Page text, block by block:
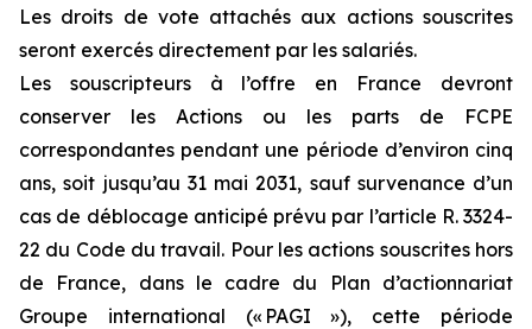
Les droits de vote attachés aux actions souscrites
seront exercés directement par les salariés.
Les souscripteurs à l’offre en France devront
conserver les Actions ou les parts de FCPE
correspondantes pendant une période d’environ cinq
ans, soit jusqu’au 31 mai 2031, sauf survenance d’un
cas de déblocage anticipé prévu par l’article R. 3324-
22 du Code du travail. Pour les actions souscrites hors
de France, dans le cadre du Plan d’actionnariat
Groupe international (« PAGI »), cette période